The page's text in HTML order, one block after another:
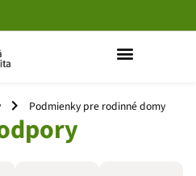
Podmienky pre rodinné domy